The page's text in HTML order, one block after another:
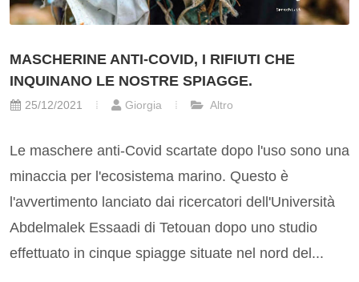
MASCHERINE ANTI-COVID, I RIFIUTI CHE
INQUINANO LE NOSTRE SPIAGGE.
25/12/2021 Giorgia Altro
Le maschere anti-Covid scartate dopo l'uso sono una
minaccia per l'ecosistema marino. Questo è
l'avvertimento lanciato dai ricercatori dell'Università
Abdelmalek Essaadi di Tetouan dopo uno studio
effettuato in cinque spiagge situate nel nord del...